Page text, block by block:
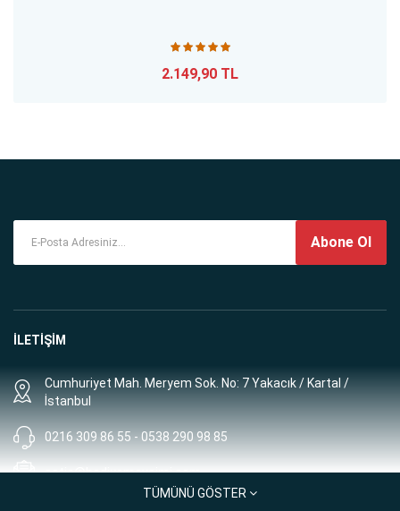
2.149,90 TL
Abone Ol
İLETİŞİM
Cumhuriyet Mah. Meryem Sok. No: 7 Yakacık / Kartal /
İstanbul
0216 309 86 55 - 0538 290 98 85
satis@hediyemevsimi.com
TÜMÜNÜ GÖSTER